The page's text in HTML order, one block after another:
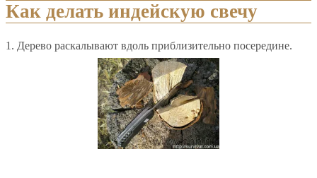
Как делать индейскую свечу
1. Дерево раскалывают вдоль приблизительно посередине.